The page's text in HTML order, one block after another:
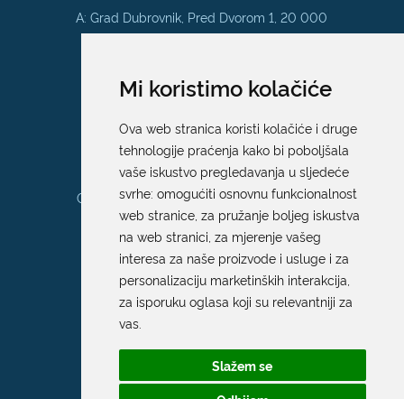
Mi koristimo kolačiće
Ova web stranica koristi kolačiće i druge
tehnologije praćenja kako bi poboljšala
vaše iskustvo pregledavanja u sljedeće
svrhe: omogućiti osnovnu funkcionalnost
web stranice, za pružanje boljeg iskustva
na web stranici za mjerenje vašeg
interesa za naše proizvode i usluge i za
personalizaciju marketinških interakcija
za isporuku oglasa koji su relevantniji za
vas.
Slažem se
A: Grad Dubrovnik, Pred Dvorom 1, 20 000
Ured 205; rad sa strankama za sva
upravna tijela Grada Dubrovnika
Gundulićeva poljana 10, 20000 Dubrovnik
Radno vrijeme sa strankama:
Ponedjeljak – Petak; 9.00 – 12.00 sati
T:+385 20 351 879
Poveznice
Arhiva|Arhiva - natječaji